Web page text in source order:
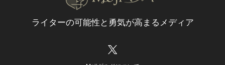
ライターの可能性と 勇気が高まるメディア